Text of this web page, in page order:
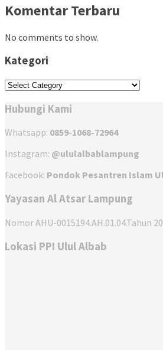
Komentar Terbaru
No comments to show.
Kategori
Kategori
Hubungi Kami
Whatsapp: 0859-1068-72964
Instagram: @ululalbablampung
Facebook: Pondok Pesantren Islam
Yayasan Al Atsar Lampung
Nomor AHU-0015194.AH.01.04.Tahun
Lokasi PPI Ulul Albab